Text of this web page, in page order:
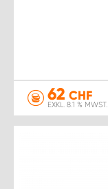
62 CHF
EXKL. 8.1 % MWST.